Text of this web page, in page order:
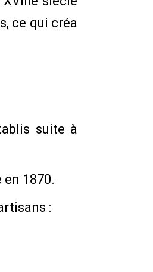
ce qui créa
suite à
1870.
: